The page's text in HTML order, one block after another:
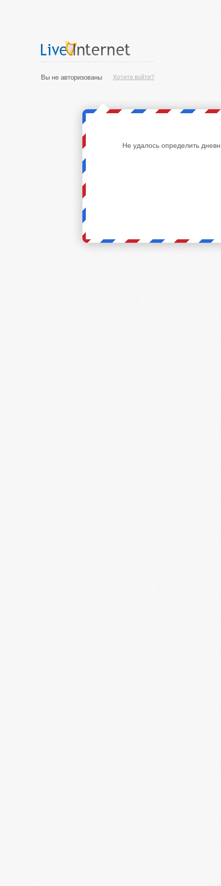
Хотите войти?
Вы не авторизованы
Не удалось определить